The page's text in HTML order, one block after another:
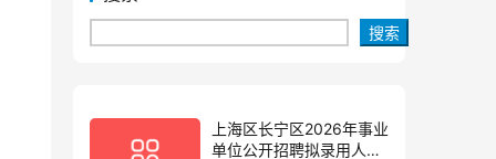
搜索
上海区长宁区2026年事业
单位公开招聘拟录用人员